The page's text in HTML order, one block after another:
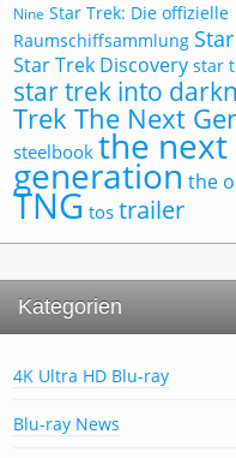
Nine Star Trek: Die offizielle
Raumschiffsammlung
Star Trek Discovery star
star trek into
Trek The Next
steelbook the next
generation the
TNG tos trailer
Kategorien
4K Ultra HD Blu-ray
Blu-ray News